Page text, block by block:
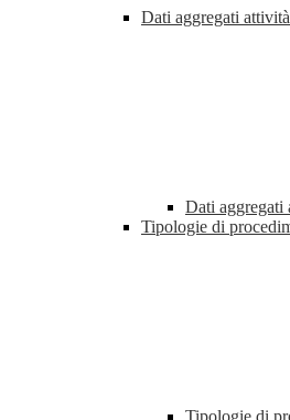
Dati aggregati
Dati aggregati
Tipologie di